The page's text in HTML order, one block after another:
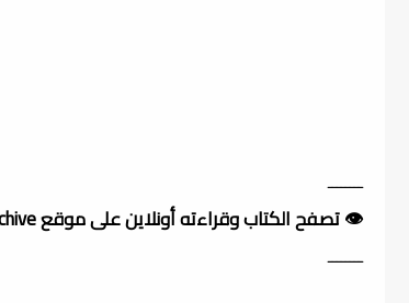
ــــــــ
👁️ تصفح الكتاب وقراءته أونلاين على موقع Archive
ــــــــ